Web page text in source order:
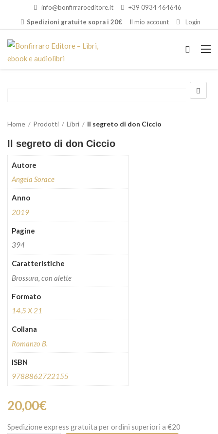
info@bonfirraroeditore.it
+39 0934 464646
Spedizioni gratuite sopra i 20€
Il mio account Login
Home Prodotti Libri Il segreto di don Ciccio
Il segreto di don Ciccio
Autore
Angela Sorace
Anno
2019
Pagine
394
Caratteristiche
Brossura, con alette
Formato
14,5 X 21
Collana
Romanzo B.
ISBN
9788862722155
20,00€
Spedizione express gratuita per ordini superiori a €20